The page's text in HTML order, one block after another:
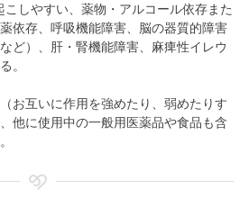
しやすい、薬物・アルコール依存また
依存、呼吸機能障害、脳の器質的障害
ど）、肝・腎機能障害、麻痺性イレウ
。
お互いに作用を強めたり、弱めたりす
他に使用中の一般用医薬品や食品も含